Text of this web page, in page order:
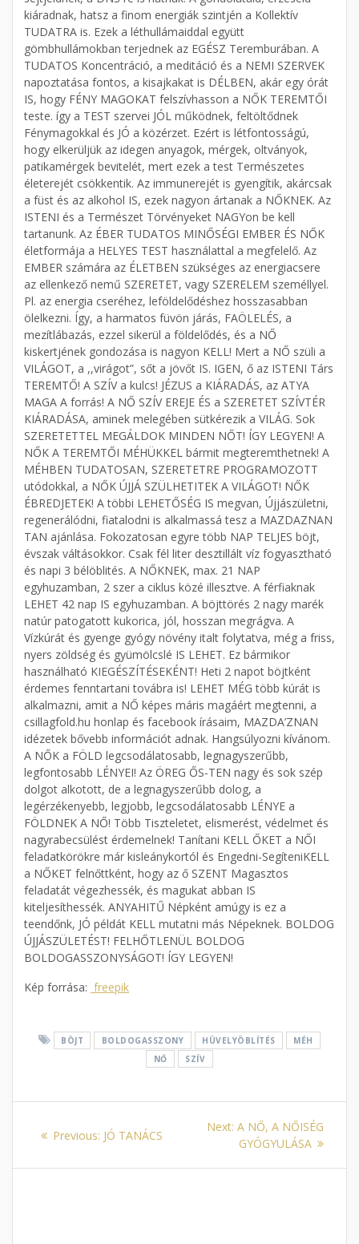
kiáradnak, hatsz a finom energiák szintjén a Kollektív
TUDATRA is. Ezek a léthullámaiddal együtt
gömbhullámokban terjednek az EGÉSZ Teremburában. A
TUDATOS Koncentráció, a meditáció és a NEMI SZERVEK
napoztatása fontos, a kisajkakat is DÉLBEN, akár egy órát
IS, hogy FÉNY MAGOKAT felszívhasson a NŐK TEREMTŐI
teste. így a TEST szervei JÓL működnek, feltöltődnek
Fénymagokkal és JÓ a közérzet. Ezért is létfontosságú,
hogy elkerüljük az idegen anyagok, mérgek, oltványok,
patikamérgek bevitelét, mert ezek a test Természetes
életerejét csökkentik. Az immunerejét is gyengítik, akárcsak
a füst és az alkohol IS, ezek nagyon ártanak a NŐKNEK. Az
ISTENI és a Természet Törvényeket NAGYon be kell
tartanunk. Az ÉBER TUDATOS MINŐSÉGI EMBER ÉS NŐK
életformája a HELYES TEST használattal a megfelelő. Az
EMBER számára az ÉLETBEN szükséges az energiacsere
az ellenkező nemű SZERETET, vagy SZERELEM személlyel.
Pl. az energia cseréhez, leföldelődéshez hosszasabban
ölelkezni. Így, a harmatos füvön járás, FAÖLELÉS, a
mezítlábazás, ezzel sikerül a földelődés, és a NŐ
kiskertjének gondozása is nagyon KELL! Mert a NŐ szüli a
VILÁGOT, a ,,virágot”, sőt a jövőt IS. IGEN, ő az ISTENI Társ
TEREMTŐ! A SZÍV a kulcs! JÉZUS a KIÁRADÁS, az ATYA
MAGA A forrás! A NŐ SZÍV EREJE ÉS a SZERETET SZÍVTÉR
KIÁRADÁSA, aminek melegében sütkérezik a VILÁG. Sok
SZERETETTEL MEGÁLDOK MINDEN NŐT! ÍGY LEGYEN! A
NŐK A TEREMTŐI MÉHÜKKEL bármit megteremthetnek! A
MÉHBEN TUDATOSAN, SZERETETRE PROGRAMOZOTT
utódokkal, a NŐK ÚJJÁ SZÜLHETITEK A VILÁGOT! NŐK
ÉBREDJETEK! A többi LEHETŐSÉG IS megvan, Újjászületni,
regenerálódni, fiatalodni is alkalmassá tesz a MAZDAZNAN
TAN ajánlása. Fokozatosan egyre több NAP TELJES böjt,
évszak váltásokkor. Csak fél liter desztillált víz fogyasztható
és napi 3 bélöblités. A NŐKNEK, max. 21 NAP
egyhuzamban, 2 szer a ciklus közé illesztve. A férfiaknak
LEHET 42 nap IS egyhuzamban. A böjttörés 2 nagy marék
natúr patogatott kukorica, jól, hosszan megrágva. A
Vízkúrát és gyenge gyógy növény italt folytatva, még a friss,
nyers zöldség és gyümölcslé IS LEHET. Ez bármikor
használható KIEGÉSZÍTÉSEKÉNT! Heti 2 napot böjtként
érdemes fenntartani továbra is! LEHET MÉG több kúrát is
alkalmazni, amit a NŐ képes máris magáért megtenni, a
csillagfold.hu honlap és facebook írásaim, MAZDA’ZNAN
idézetek bővebb információt adnak. Hangsúlyozni kívánom.
A NŐK a FÖLD legcsodálatosabb, legnagyszerűbb,
legfontosabb LÉNYEI! Az ÖREG ŐS-TEN nagy és sok szép
dolgot alkotott, de a legnagyszerűbb dolog, a
legérzékenyebb, legjobb, legcsodálatosabb LÉNYE a
FÖLDNEK A NŐ! Több Tiszteletet, elismerést, védelmet és
nagyrabecsülést érdemelnek! Tanítani KELL ŐKET a NŐI
feladatkörökre már kisleánykortól és Engedni-SegíteniKELL
a NŐKET felnőttként, hogy az ő SZENT Magasztos
feladatát végezhessék, és magukat abban IS
kiteljesíthessék. ANYAHITŰ Népként amúgy is ez a
teendőnk, JÓ példát KELL mutatni más Népeknek. BOLDOG
ÚJJÁSZÜLETÉST! FELHŐTLENÜL BOLDOG
BOLDOGASSZONYSÁGOT! ÍGY LEGYEN!
Kép forrása: freepik
BÖJT BOLDOGASSZONY HÜVELYÖBLÍTÉS
MÉH
NŐ
SZÍV
navigáció
Previous: Previous
JÓ TANÁCS
Next: Next
post:
A NŐ, A NŐISÉG
GYÓGYULÁSA